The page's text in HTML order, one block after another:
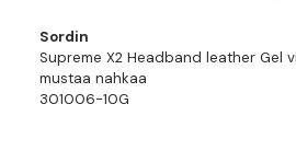
Sordin
Supreme X2 Headband leather Gel
mustaa nahkaa
301006-10G